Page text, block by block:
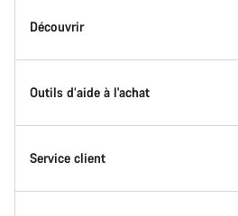
Canyon
Découvrir
Outils d’aide à l'achat
Service client